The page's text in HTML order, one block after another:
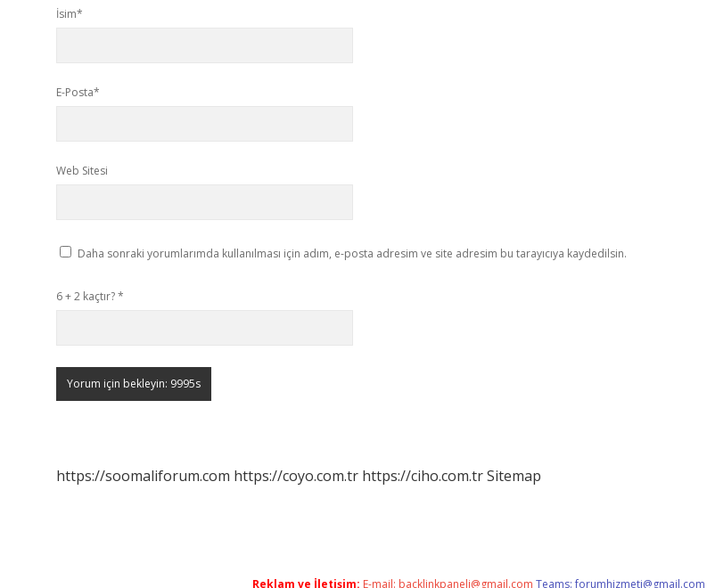
İsim*
E-Posta*
Web Sitesi
Daha sonraki yorumlarımda kullanılması için adım, e-posta adresim ve site adresim bu tarayıcıya kaydedilsin.
6 + 2 kaçtır?*
https://soomaliforum.com https://coyo.com.tr https://ciho.com.trSitemap
Reklam ve İletişim: E-mail: backlinkpaneli@gmail.com Teams:forumhizmeti@gmail.com